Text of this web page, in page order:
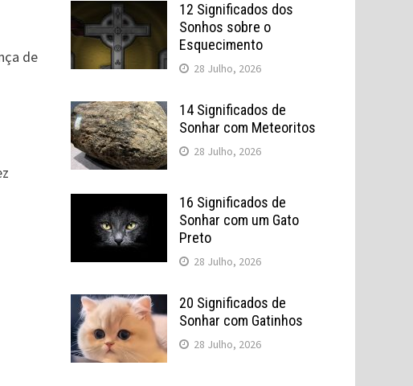
de
12 Significados dos
Sonhos sobre o
Esquecimento
28 Julho, 2026
14 Significados de
Sonhar com Meteoritos
28 Julho, 2026
16 Significados de
Sonhar com um Gato
Preto
28 Julho, 2026
20 Significados de
Sonhar com Gatinhos
28 Julho, 2026